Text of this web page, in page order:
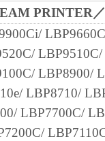
づいて「本ソフ
して、「本ソフ
す。
る場合を除き、
かなる知的財産
契約書によって
ありません。
PRINTER
LBP8900/
LBP8710/
LBP7700C/